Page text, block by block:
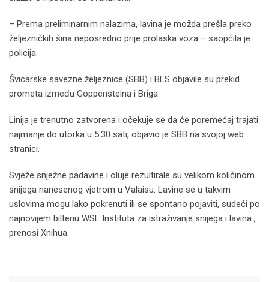
– Prema preliminarnim nalazima, lavina je možda prešla preko
željezničkih šina neposredno prije prolaska voza – saopćila je
policija.
Švicarske savezne željeznice (SBB) i BLS objavile su prekid
prometa između Goppensteina i Briga.
Linija je trenutno zatvorena i očekuje se da će poremećaj trajati
najmanje do utorka u 5:30 sati, objavio je SBB na svojoj web
stranici.
Svježe snježne padavine i oluje rezultirale su velikom količinom
snijega nanesenog vjetrom u Valaisu. Lavine se u takvim
uslovima mogu lako pokrenuti ili se spontano pojaviti, sudeći po
najnovijem biltenu WSL Instituta za istraživanje snijega i lavina ,
prenosi Xnihua.